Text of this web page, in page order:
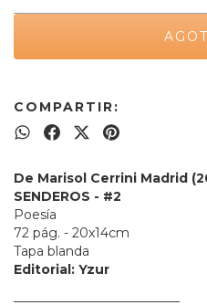
COMPARTIR:
De Marisol Cerrini Madrid
SENDEROS - #2
Poesía
72 pág. - 20x14cm
Tapa blanda
Editorial: Yzur